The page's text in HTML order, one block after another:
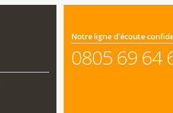
Notre ligne d'écoute
0805 69 64